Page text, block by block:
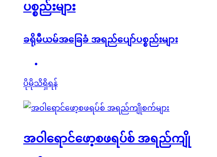
ပစ္စည်းများ
ခရိုမီယမ်အခြေခံ အရည်ပျော်ပစ္စည်းများ
ပိုမိုသိရှိရန်
အဝါရောင်ဖော့စဖရပ်စ် အရည်ကျို